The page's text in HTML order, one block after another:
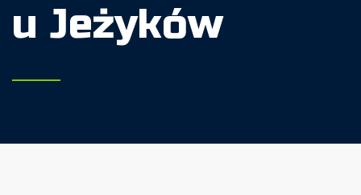
u Jeżyków